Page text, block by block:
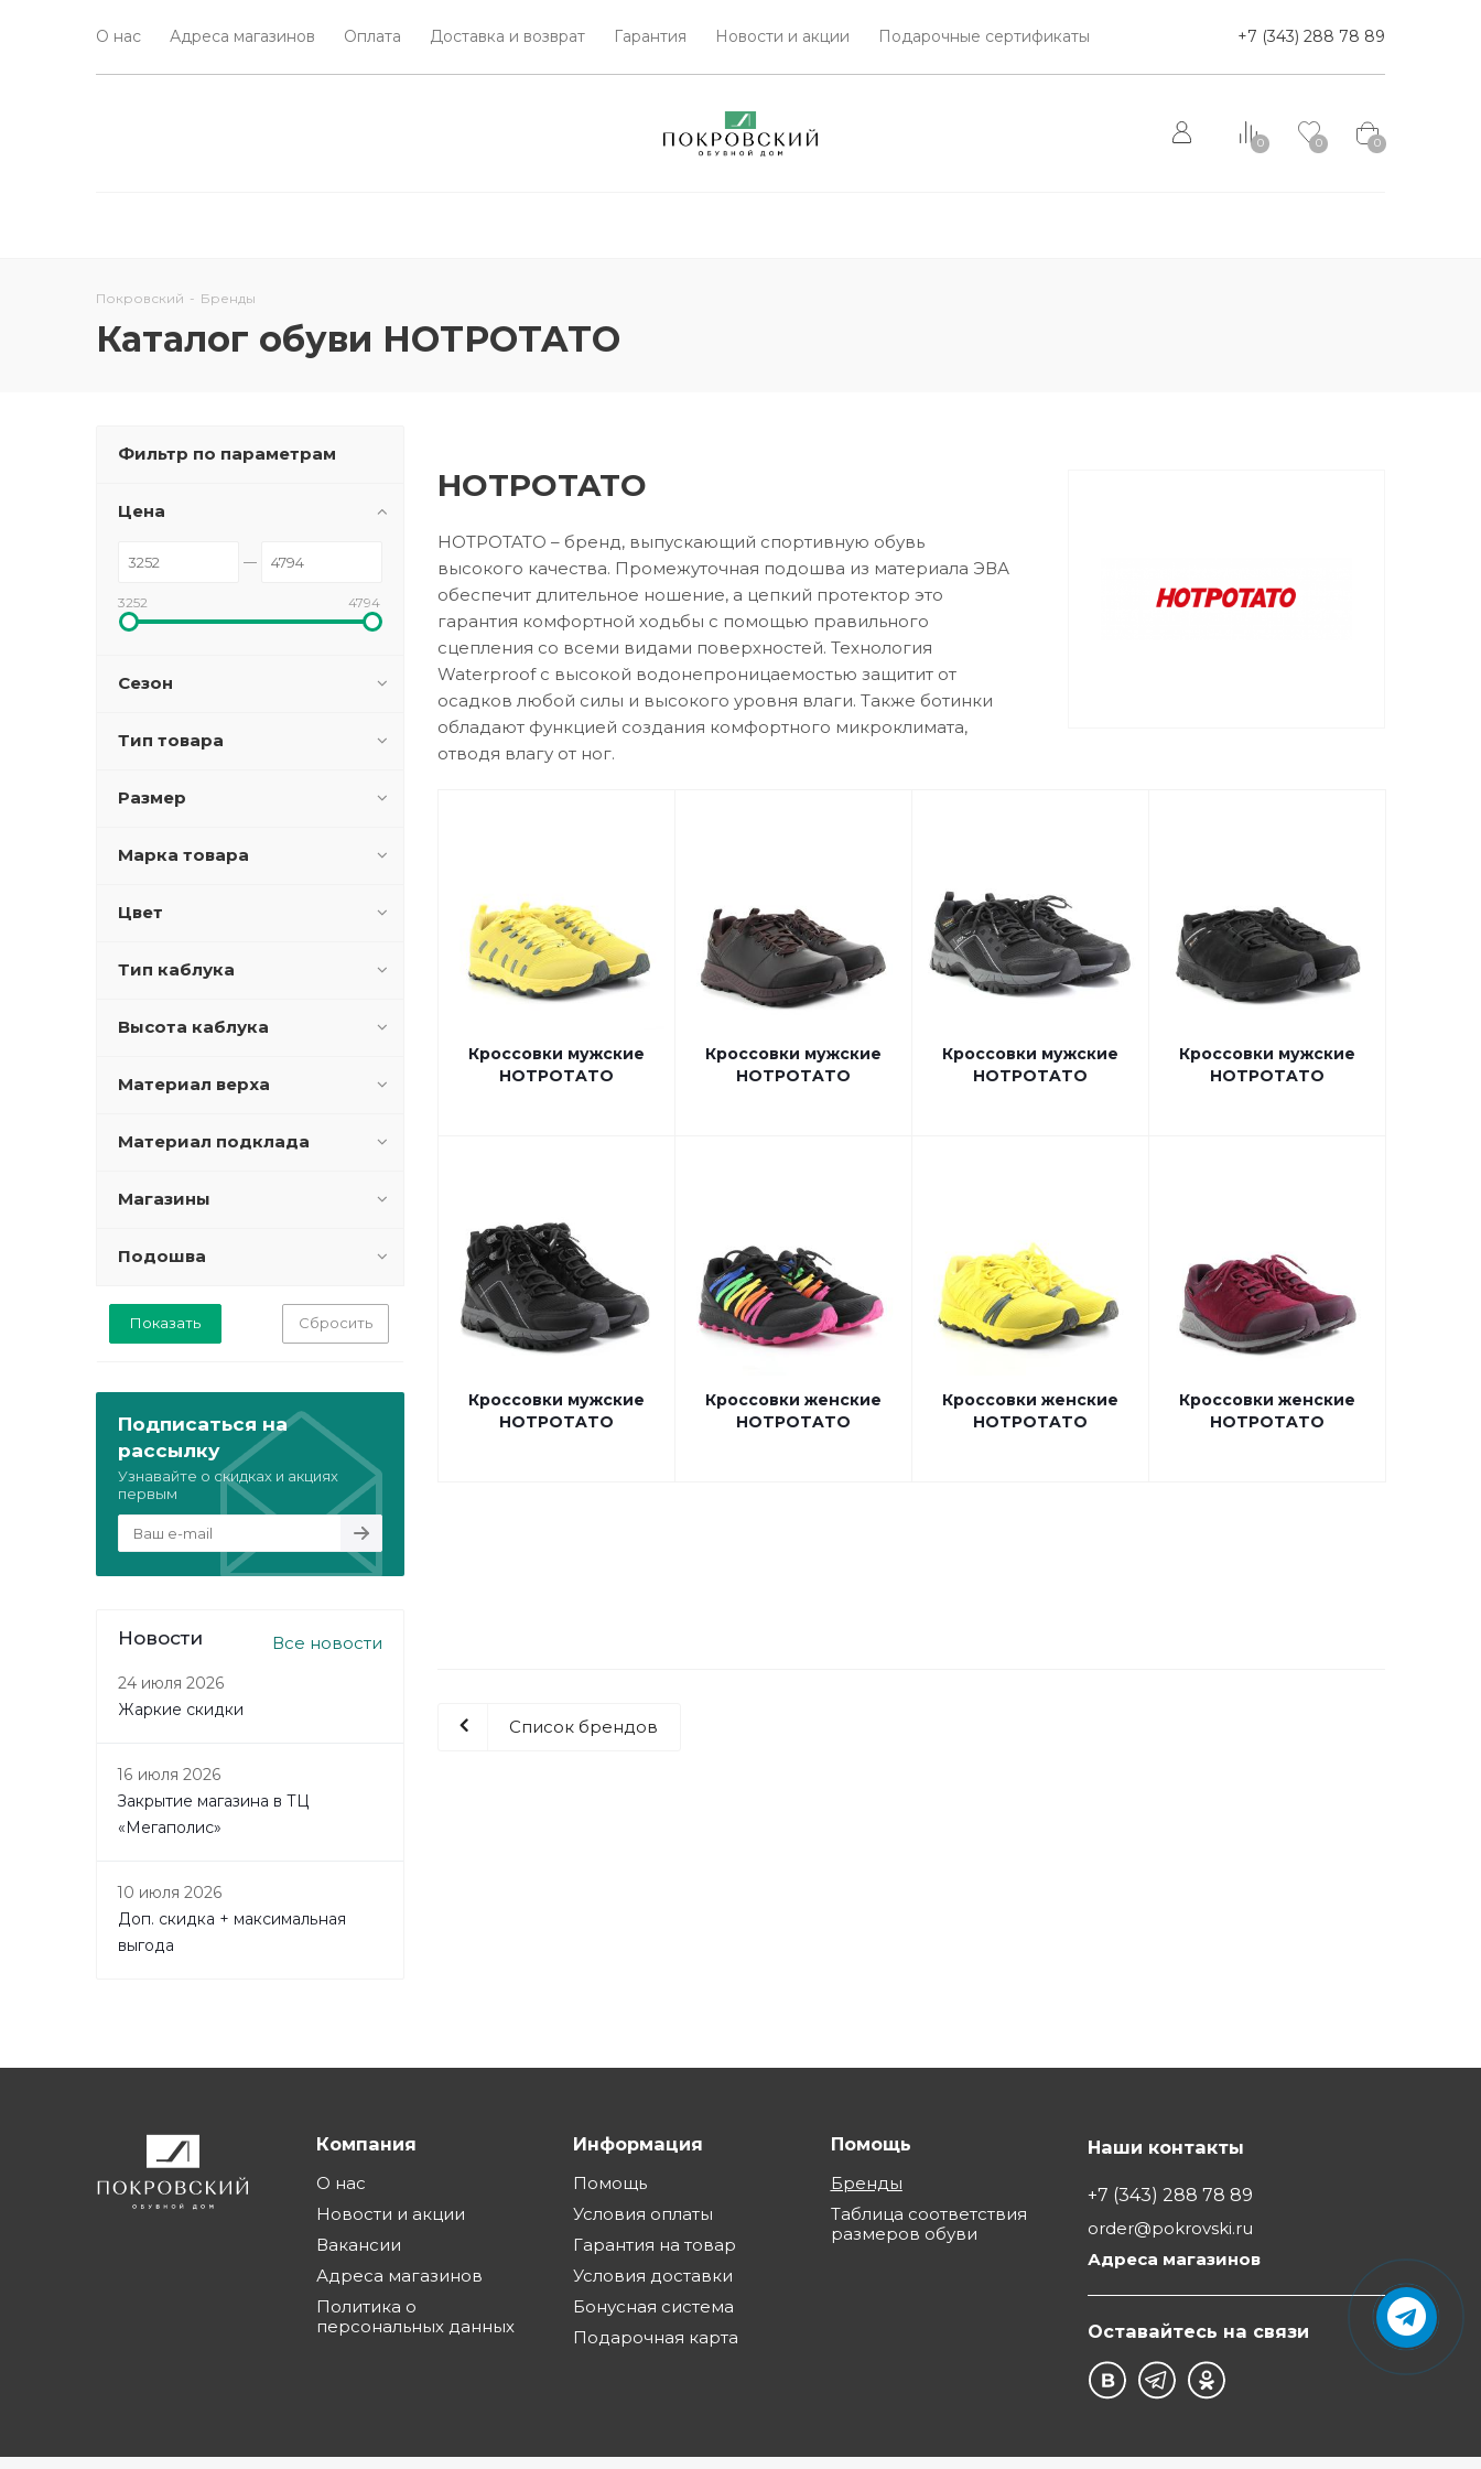
О нас Адреса магазинов Оплата Доставка и возврат Гарантия Новости и акции Подарочные сертификаты +7 (343) 288 78 89
0 0 0
Покровский - Бренды
Каталог обуви HOTPOTATO
HOTPOTATO
HOTPOTATO – бренд, выпускающий спортивную обувь
высокого качества. Промежуточная подошва из материала ЭВА
обеспечит длительное ношение, а цепкий протектор это
гарантия комфортной ходьбы с помощью правильного
сцепления со всеми видами поверхностей. Технология
Waterproof с высокой водонепроницаемостью защитит от
осадков любой силы и высокого уровня влаги. Также ботинки
обладают функцией создания комфортного микроклимата,
отводя влагу от ног.
Кроссовки мужские
HOTPOTATO
Кроссовки мужские
HOTPOTATO
Кроссовки мужские
HOTPOTATO
Кроссовки мужские
HOTPOTATO
Кроссовки мужские
HOTPOTATO
Кроссовки женские
HOTPOTATO
Кроссовки женские
HOTPOTATO
Кроссовки женские
HOTPOTATO
Список брендов
Фильтр по параметрам
Цена
3252 4794
Сезон
Тип товара
Размер
Марка товара
Цвет
Тип каблука
Высота каблука
Материал верха
Материал подклада
Магазины
Подошва
Сбросить
Подписаться на
рассылку
Узнавайте о скидках и акциях
первым
Новости Все новости
24 июля 2026
Жаркие скидки
16 июля 2026
Закрытие магазина в ТЦ
«Мегаполис»
10 июля 2026
Доп. скидка + максимальная
выгода
Компания
О нас
Новости и акции
Вакансии
Адреса магазинов
Политика о
персональных данных
Информация
Помощь
Условия оплаты
Гарантия на товар
Условия доставки
Бонусная система
Подарочная карта
Помощь
Бренды
Таблица соответствия
размеров обуви
Наши контакты
+7 (343) 288 78 89
order@pokrovski.ru
Адреса магазинов
Оставайтесь на связи